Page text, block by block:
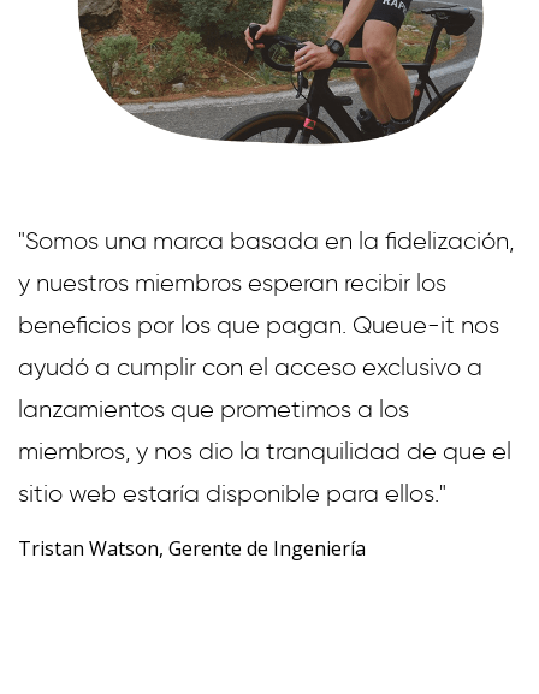
"Somos una marca basada en la fidelización,
y nuestros miembros esperan recibir los
beneficios por los que pagan. Queue-it nos
ayudó a cumplir con el acceso exclusivo a
lanzamientos que prometimos a los
miembros, y nos dio la tranquilidad de que el
sitio web estaría disponible para ellos."
Tristan Watson, Gerente de Ingeniería